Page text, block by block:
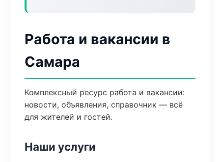
Работа и вакансии в
Самара
Комплексный ресурс работа и вакансии:
новости, объявления, справочник — всё
для жителей и гостей.
Наши услуги